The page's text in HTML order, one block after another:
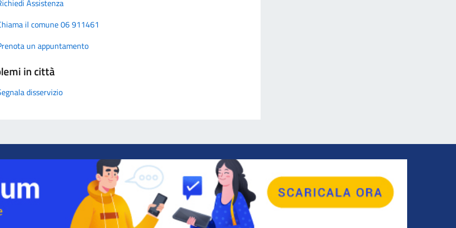
Assistenza
il comune 06 911461
un appuntamento
in città
disservizio